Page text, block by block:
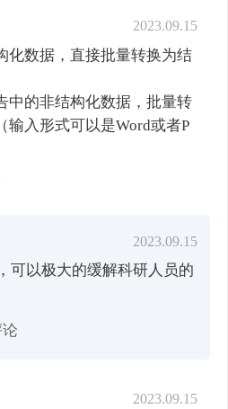
2023.09.15
化数据，直接批量转换为结
中的非结构化数据，批量转
输入形式可以是Word或者P
2023.09.15
可以极大的缓解科研人员的
2023.09.15